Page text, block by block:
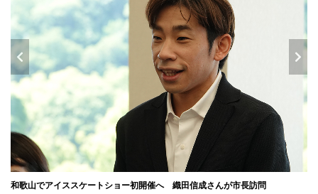
和歌山でアイススケートショー初開催へ 織田信成さんが市長訪問